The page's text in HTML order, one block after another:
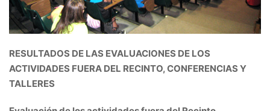
RESULTADOS DE LAS EVALUACIONES DE LOS
ACTIVIDADES FUERA DEL RECINTO, CONFERENCIAS Y
TALLERES